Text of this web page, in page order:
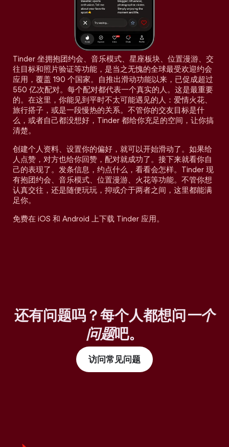
Tinder 坐拥抱团约会、音乐模式、星座板块、位置漫游、交
往目标和照片验证等功能，是当之无愧的全球最受欢迎约会
应用，覆盖 190 个国家。自推出滑动功能以来，已促成超过
550 亿次配对。每个配对都代表一个真实的人。这是最重要
的。在这里，你能见到平时不太可能遇见的人：爱情火花、
旅行搭子，或是一段慢热的关系。不管你的交友目标是什
么，或者自己都没想好，Tinder 都给你充足的空间，让你搞
清楚。
创建个人资料、设置你的偏好，就可以开始滑动了。如果给
人点赞，对方也给你回赞，配对就成功了。接下来就看你自
己的表现了。发条信息，约点什么，看看会怎样。Tinder 现
有抱团约会、音乐模式、位置漫游、火花等功能。不管你想
认真交往，还是随便玩玩，抑或介于两者之间，这里都能满
足你。
免费在 iOS 和 Android 上下载 Tinder 应用。
还有问题吗？每个人都想问一个
问题吧。
访问常见问题